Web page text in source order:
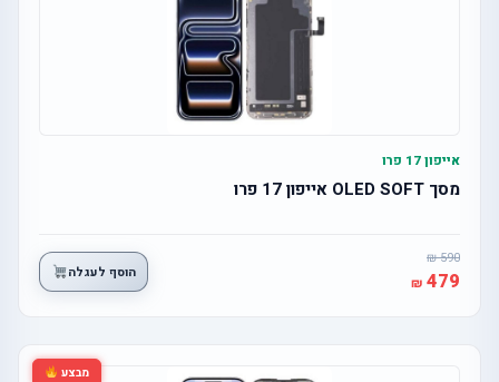
אייפון 17 פרו
מסך OLED SOFT אייפון 17 פרו
590
479 הוסף לעגלה
מבצע